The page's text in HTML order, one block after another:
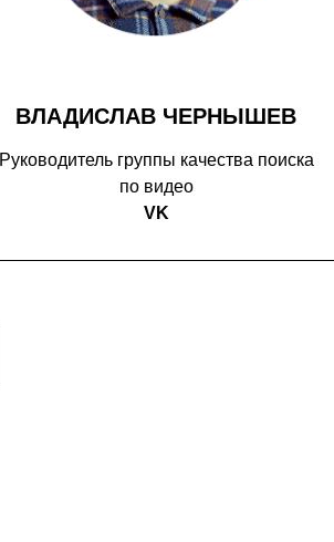
ВЛАДИСЛАВ ЧЕРНЫШЕВ
Руководитель группы качества поиска
по видео
VK